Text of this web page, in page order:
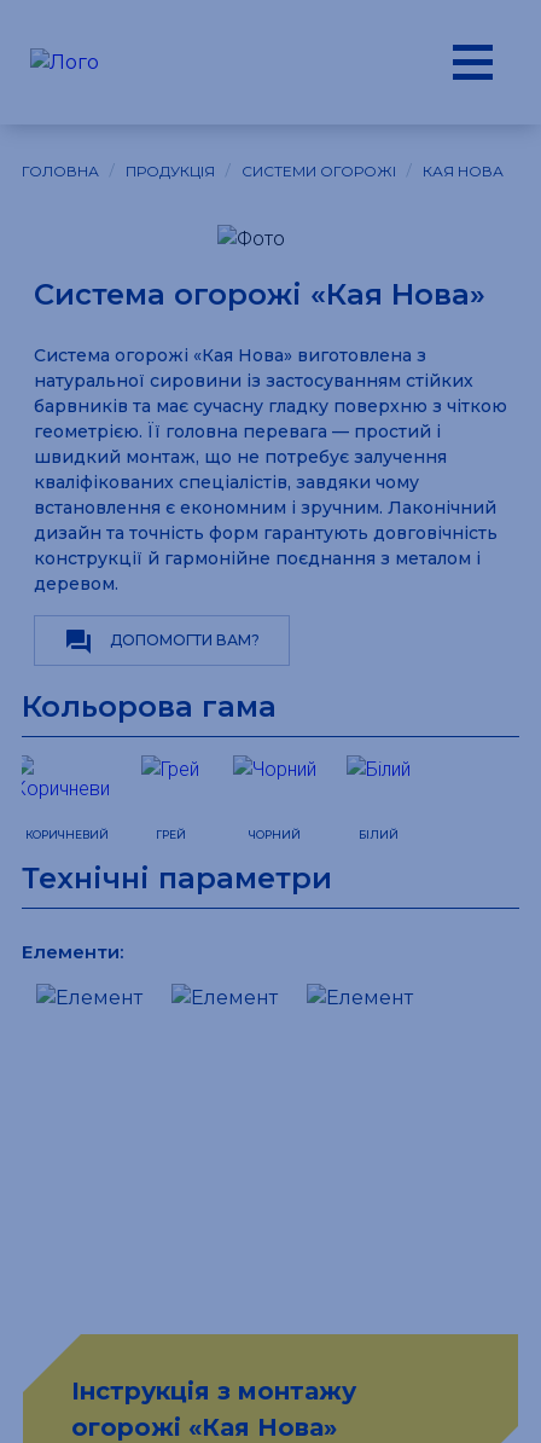
ГОЛОВНА / ПРОДУКЦІЯ / СИСТЕМИ ОГОРОЖІ / КАЯ НОВА
Система огорожі «Кая Нова»
Система огорожі «Кая Нова» виготовлена з
натуральної сировини із застосуванням стійких
барвників та має сучасну гладку поверхню з чіткою
геометрією. Її головна перевага — простий і
швидкий монтаж, що не потребує залучення
кваліфікованих спеціалістів, завдяки чому
встановлення є економним і зручним. Лаконічний
дизайн та точність форм гарантують довговічність
конструкції й гармонійне поєднання з металом і
деревом.
question_answer ДОПОМОГТИ ВАМ?
Кольорова гама
КОРИЧНЕВИЙ ГРЕЙ ЧОРНИЙ БІЛИЙ
Технічні параметри
Елементи:
Інструкція з монтажу
огорожі «Кая Нова»